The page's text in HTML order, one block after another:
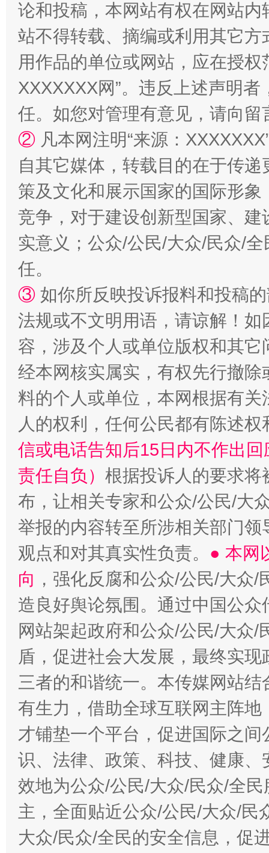
站台名比不上好声名
漫山遍野的桃花与雪山、麦地、白藏房 除
招工难、用工荒背后
论和投稿，本网站有权在网站
站不得转载、摘编或利用其它
用作品的单位或网站，应在授
XXXXXXX网”。违反上述声明
任。如您对管理有意见，请向
② 凡本网注明“来源：
自其它媒体，转载目的在于传
策及文化和展示国家的国际形
竞争，对于建设创新型国家、
实意义；公众/公民/大众/民众/
任。
③ 如你所反映投诉报料和投稿
法规或不文明用语，请谅解！
容，涉及个人或单位版权和其它
经本网核实属实，有权先行撤
料的个人或单位，本网根据有
人的权利，任何公民都有陈述
信或电话告知后15日内不作出
责任自负） 根据投诉人的要求将
布，让相关专家和公众/公民/大
举报的内容转至所涉相关部门
观点和对其真实性负责。 ● 本网
向 ，强化反腐和公众/公民/大众
造良好舆论氛围。通过中国公
网站架起政府和公众/公民/大众
盾，促进社会大发展，最终实
三者的和谐统一。本传媒网站
有生力，借助全球互联网主阵
才铺垫一个平台，促进国际之
识、法律、政策、科技、健康
效地为公众/公民/大众/民众/全
主，全面贴近公众/公民/大众/民
大众/民众/全民的安全信息，促